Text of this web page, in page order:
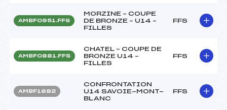
AMBF0951.FFS
MORZINE – COUPE
DE BRONZE – U14 –
FILLES
FFS
AMBF0881.FFS
CHATEL – COUPE DE
BRONZE U14 –
FILLES
FFS
AMBF1882
CONFRONTATION
U14 SAVOIE-MONT-
BLANC
FFS